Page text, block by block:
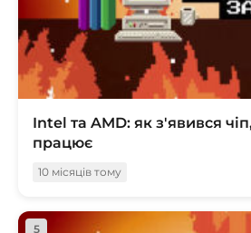
Intel та AMD: як з'явився
працює
10 місяців тому
5